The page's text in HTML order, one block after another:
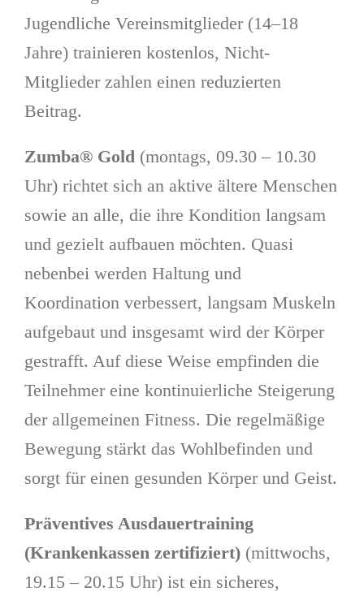
Jugendliche Vereinsmitglieder (14–18
Jahre) trainieren kostenlos, Nicht-
Mitglieder zahlen einen reduzierten
Beitrag.
Zumba® Gold (montags, 09.30 – 10.30
Uhr) richtet sich an aktive ältere Menschen
sowie an alle, die ihre Kondition langsam
und gezielt aufbauen möchten. Quasi
nebenbei werden Haltung und
Koordination verbessert, langsam Muskeln
aufgebaut und insgesamt wird der Körper
gestrafft. Auf diese Weise empfinden die
Teilnehmer eine kontinuierliche Steigerung
der allgemeinen Fitness. Die regelmäßige
Bewegung stärkt das Wohlbefinden und
sorgt für einen gesunden Körper und Geist.
Präventives Ausdauertraining
(Krankenkassen zertifiziert) (mittwochs,
19.15 – 20.15 Uhr) ist ein sicheres,